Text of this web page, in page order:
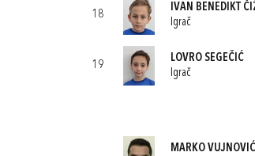
18
IVAN BENEDIKT
Igrač
19
LOVRO SEGEČIĆ
Igrač
MARKO VUJNOVIĆ